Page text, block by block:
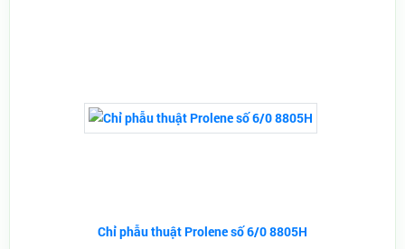
Chỉ phẫu thuật Prolene số 6/0 8805H